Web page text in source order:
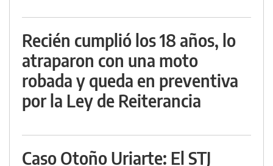
Recién cumplió los 18 años, lo
atraparon con una moto
robada y queda en preventiva
por la Ley de Reiterancia
Caso Otoño Uriarte: El STJ